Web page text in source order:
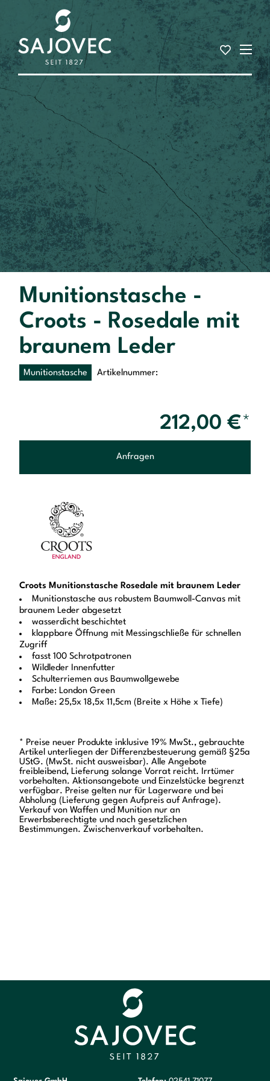
Munitionstasche -
Croots - Rosedale mit
braunem Leder
Munitionstasche Artikelnummer:
212,00 €*
Anfragen
Croots Munitionstasche Rosedale mit braunem Leder
Munitionstasche aus robustem Baumwoll-Canvas mit
braunem Leder abgesetzt
wasserdicht beschichtet
klappbare Öffnung mit Messingschließe für schnellen
Zugriff
fasst 100 Schrotpatronen
Wildleder Innenfutter
Schulterriemen aus Baumwollgewebe
Farbe: London Green
Maße: 25,5x 18,5x 11,5cm (Breite x Höhe x Tiefe)
* Preise neuer Produkte inklusive 19% MwSt., gebrauchte
Artikel unterliegen der Differenzbesteuerung gemäß §25a
UStG. (MwSt. nicht ausweisbar). Alle Angebote
freibleibend, Lieferung solange Vorrat reicht. Irrtümer
vorbehalten. Aktionsangebote und Einzelstücke begrenzt
verfügbar. Preise gelten nur für Lagerware und bei
Abholung (Lieferung gegen Aufpreis auf Anfrage).
Verkauf von Waffen und Munition nur an
Erwerbsberechtigte und nach gesetzlichen
Bestimmungen. Zwischenverkauf vorbehalten.